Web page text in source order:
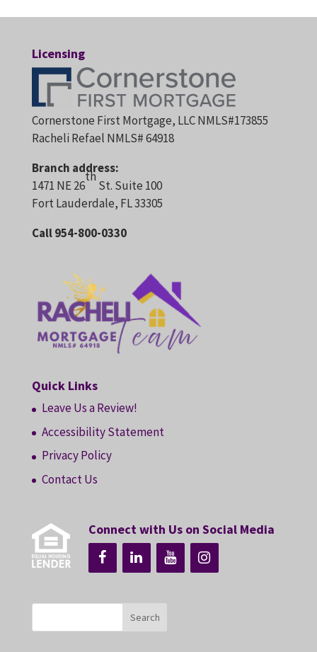
Licensing
Cornerstone First Mortgage, LLC NMLS#173855
Racheli Refael NMLS# 64918
Branch address:
1471 NE 26
th
St. Suite 100
Fort Lauderdale, FL 33305
Call 954-800-0330
Quick Links
Leave Us a Review!
Accessibility Statement
Privacy Policy
Contact Us
Connect with Us on Social Media